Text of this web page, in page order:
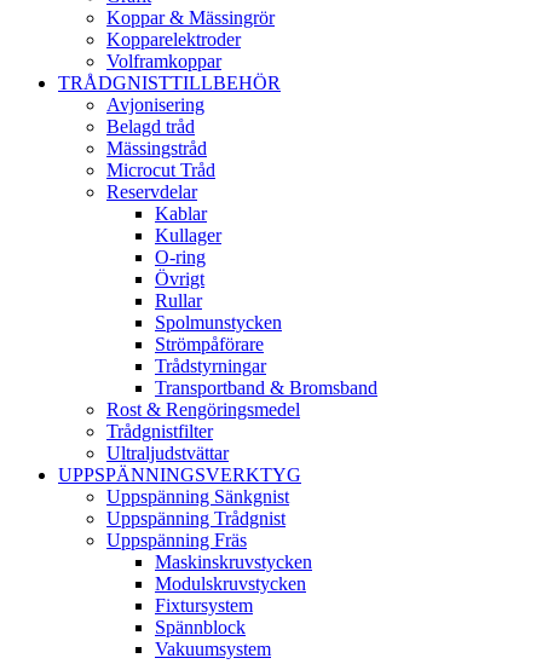
Koppar & Mässingrör
Kopparelektroder
Volframkoppar
TRÅDGNISTTILLBEHÖR
Avjonisering
Belagd tråd
Mässingstråd
Microcut Tråd
Reservdelar
Kablar
Kullager
O-ring
Övrigt
Rullar
Spolmunstycken
Strömpåförare
Trådstyrningar
Transportband & Bromsband
Rost & Rengöringsmedel
Trådgnistfilter
Ultraljudstvättar
UPPSPÄNNINGSVERKTYG
Uppspänning Sänkgnist
Uppspänning Trådgnist
Uppspänning Fräs
Maskinskruvstycken
Modulskruvstycken
Fixtursystem
Spännblock
Vakuumsystem